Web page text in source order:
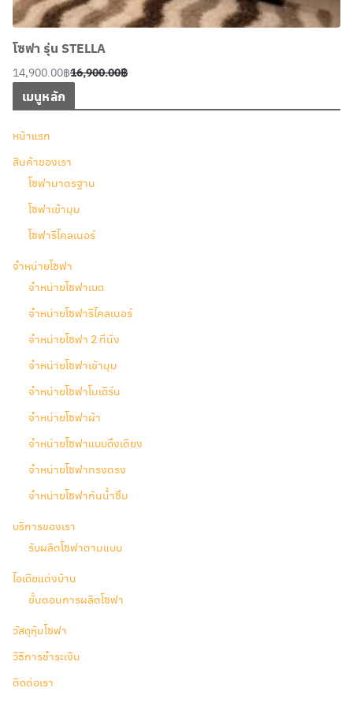
โซฟา รุ่น STELLA
16,900.00฿
Original
price
16,900.00฿.
14,900.00฿
Current
price
14,900.00฿.
เมนูหลัก
หน้าแรก
สินค้าของเรา
โซฟามาตรฐาน
โซฟาเข้ามุม
โซฟารีไคลเนอร์
จำหน่ายโซฟา
จำหน่ายโซฟาเบด
จำหน่ายโซฟารีไคลเนอร์
จำหน่ายโซฟา 2 ที่นั่ง
จำหน่ายโซฟาเข้ามุม
จำหน่ายโซฟาโมเดิร์น
จำหน่ายโซฟาผ้า
จำหน่ายโซฟาแบบดึงเตียง
จำหน่ายโซฟาทรงตรง
จำหน่ายโซฟากันน้ำซึม
บริการของเรา
รับผลิตโซฟาตามแบบ
ไอเดียแต่งบ้าน
ขั้นตอนการผลิตโซฟา
วัสดุหุ้มโซฟา
วิธีการชำระเงิน
ติดต่อเรา